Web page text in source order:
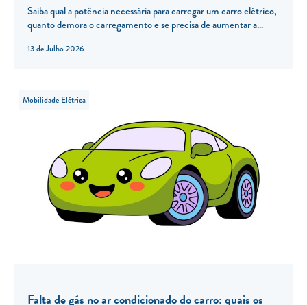
13 de Julho 2026
Saiba qual a potência necessária para carregar um carro elétrico,
quanto demora o carregamento e se precisa de aumentar a...
Mobilidade Elétrica
Falta de gás no ar condicionado do carro: quais os